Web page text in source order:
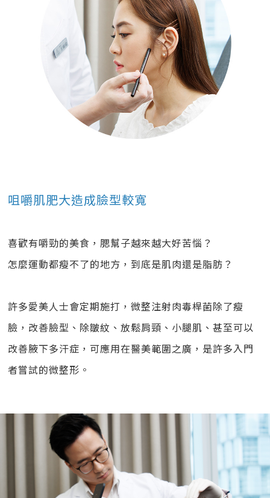
咀嚼肌肥大造成臉型較寬
喜歡有嚼勁的美食，腮幫子越來越大好苦惱？
怎麼運動都瘦不了的地方，到底是肌肉還是脂肪？
許多愛美人士會定期施打，微整注射肉毒桿菌除了瘦
臉，改善臉型、除皺紋、放鬆肩頸、小腿肌、甚至可以
改善腋下多汗症，可應用在醫美範圍之廣，是許多入門
者嘗試的微整形。